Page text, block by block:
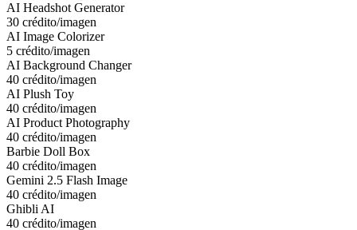
AI Headshot Generator
30 crédito/imagen
AI Image Colorizer
5 crédito/imagen
AI Background Changer
40 crédito/imagen
AI Plush Toy
40 crédito/imagen
AI Product Photography
40 crédito/imagen
Barbie Doll Box
40 crédito/imagen
Gemini 2.5 Flash Image
40 crédito/imagen
Ghibli AI
40 crédito/imagen